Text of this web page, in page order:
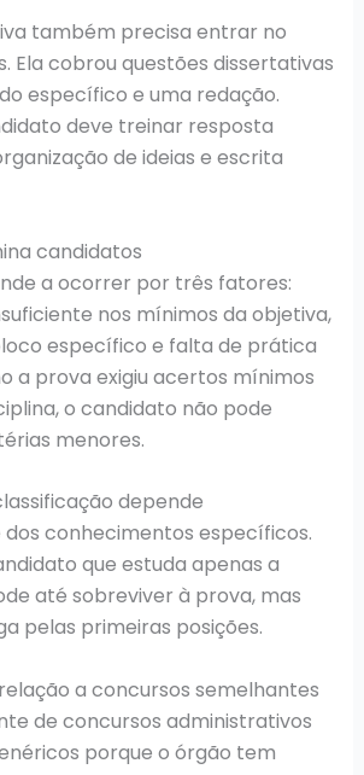
também precisa entrar no
Ela cobrou questões dissertativas
específico e uma redação.
deve treinar resposta
de ideias e escrita
candidatos
a ocorrer por três fatores:
nos mínimos da objetiva,
específico e falta de prática
a prova exigiu acertos mínimos
o candidato não pode
menores.
depende
conhecimentos específicos.
que estuda apenas a
até sobreviver à prova, mas
pelas primeiras posições.
a concursos semelhantes
de concursos administrativos
porque o órgão tem